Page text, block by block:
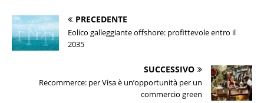
PRECEDENTE
Eolico galleggiante offshore: profittevole entro il
2035
SUCCESSIVO
Recommerce: per Visa è un’opportunità per un
commercio green